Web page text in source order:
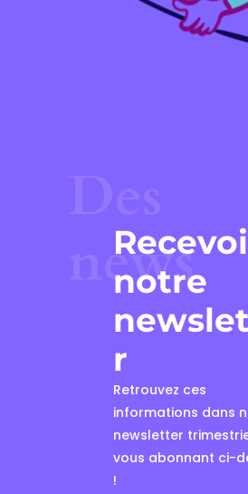
news
notre
r
Retrouvez ces
informations dans
newsletter
vous abonnant ci-
!